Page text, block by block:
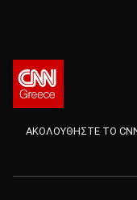
ΑΚΟΛΟΥΘΗΣΤΕ ΤΟ